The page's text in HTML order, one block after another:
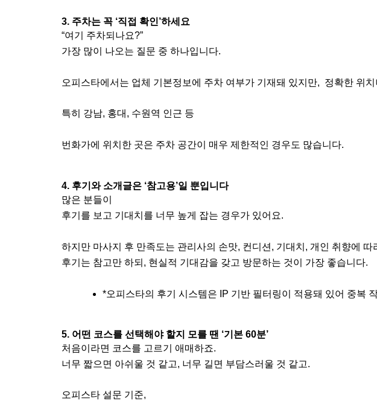
3. 주차는 꼭 ‘직접 확인’하세요
“여기 주차되나요?”
가장 많이 나오는 질문 중 하나입니다.
오피스타에서는 업체 기본정보에 주차 여부가 기재돼 있지만, 정확한 위
특히 강남, 홍대, 수원역 인근 등
번화가에 위치한 곳은 주차 공간이 매우 제한적인 경우도 많습니다.
4. 후기와 소개글은 ‘참고용’일 뿐입니다
많은 분들이
후기를 보고 기대치를 너무 높게 잡는 경우가 있어요.
하지만 마사지 후 만족도는 관리사의 손맛, 컨디션, 기대치, 개인 취향에 따
후기는 참고만 하되, 현실적 기대감을 갖고 방문하는 것이 가장 좋습니다.
*오피스타의 후기 시스템은 IP 기반 필터링이 적용돼 있어 중복
5. 어떤 코스를 선택해야 할지 모를 땐 ‘기본 60분’
처음이라면 코스를 고르기 애매하죠.
너무 짧으면 아쉬울 것 같고, 너무 길면 부담스러울 것 같고.
오피스타 설문 기준,